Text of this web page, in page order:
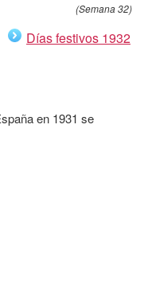
(Semana 32)
Días festivos 1932
en 1931 se